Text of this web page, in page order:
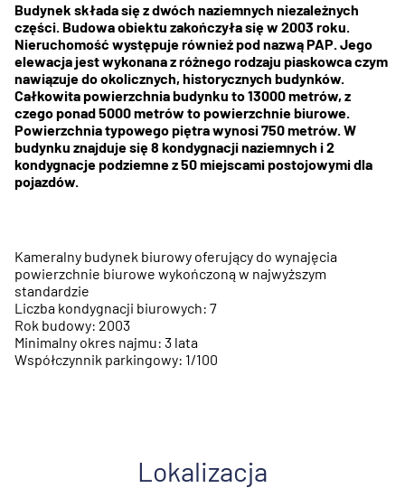
Budynek składa się z dwóch naziemnych niezależnych
części. Budowa obiektu zakończyła się w 2003 roku.
Nieruchomość występuje również pod nazwą PAP. Jego
elewacja jest wykonana z różnego rodzaju piaskowca czym
nawiązuje do okolicznych, historycznych budynków.
Całkowita powierzchnia budynku to 13000 metrów, z
czego ponad 5000 metrów to powierzchnie biurowe.
Powierzchnia typowego piętra wynosi 750 metrów. W
budynku znajduje się 8 kondygnacji naziemnych i 2
kondygnacje podziemne z 50 miejscami postojowymi dla
pojazdów.
Kameralny budynek biurowy oferujący do wynajęcia
powierzchnie biurowe wykończoną w najwyższym
standardzie
Liczba kondygnacji biurowych: 7
Rok budowy: 2003
Minimalny okres najmu: 3 lata
Współczynnik parkingowy: 1/100
Lokalizacja